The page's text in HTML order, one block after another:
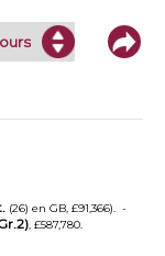
(26) en GB, £91,366). -
, £587,780.